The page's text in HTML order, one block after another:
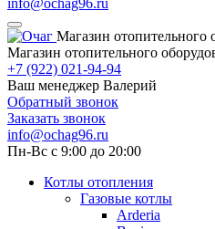
info@ochag96.ru
Магазин отопительного
Магазин отопительного
+7 (922) 021-94-94
Ваш менеджер Валерий
Обратный звонок
Заказать звонок
info@ochag96.ru
Пн-Вс с 9:00 до 20:00
Котлы отопления
Газовые котлы
Arderia